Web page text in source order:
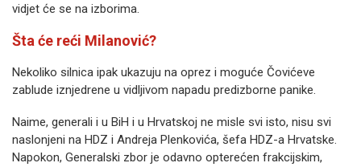
vidjet će se na izborima.
Šta će reći Milanović?
Nekoliko silnica ipak ukazuju na oprez i moguće Čovićeve
zablude iznjedrene u vidljivom napadu predizborne panike.
Naime, generali i u BiH i u Hrvatskoj ne misle svi isto, nisu svi
naslonjeni na HDZ i Andreja Plenkovića, šefa HDZ-a Hrvatske.
Napokon, Generalski zbor je odavno opterećen frakcijskim,